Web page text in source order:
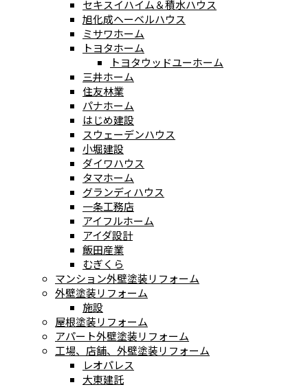
セキスイハイム＆積水ハウス
旭化成ヘーベルハウス
ミサワホーム
トヨタホーム
トヨタウッドユーホーム
三井ホーム
住友林業
パナホーム
はじめ建設
スウェーデンハウス
小堀建設
ダイワハウス
タマホーム
グランディハウス
一条工務店
アイフルホーム
アイダ設計
飯田産業
むぎくら
マンション外壁塗装リフォーム
外壁塗装リフォーム
施設
屋根塗装リフォーム
アパート外壁塗装リフォーム
工場、店舗、外壁塗装リフォーム
レオパレス
大東建託